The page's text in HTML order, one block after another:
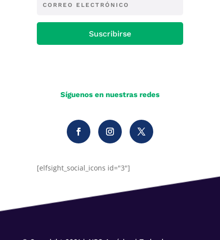
Suscribirse
Síguenos en nuestras redes
[elfsight_social_icons id="3"]